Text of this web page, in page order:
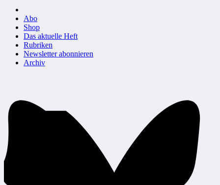
Abo
Shop
Das aktuelle Heft
Rubriken
Newsletter abonnieren
Archiv